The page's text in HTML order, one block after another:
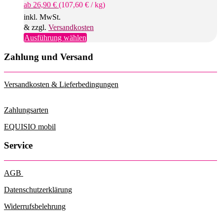
ab 26,90 € (107,60 € /kg)
inkl. MwSt.
& zzgl. Versandkosten
Ausführung wählenDieses
weist
Varianten
auf.
Die
Zahlung und Versand
Versandkosten & Lieferbedingungen
Zahlungsarten
EQUISIO mobil
Service
AGB
Datenschutzerklärung
Widerrufsbelehrung